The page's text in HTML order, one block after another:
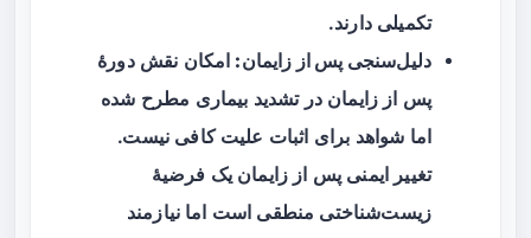
تکمیلی دارند.
دلیل‌سنجی پس از زایمان: امکان نقش دورهٔ
پس از زایمان در تشدید بیماری مطرح شده
اما شواهد برای اثبات علیت کافی نیست.
تغییر ایمنی پس از زایمان یک فرضیهٔ
زیست‌شناختی منطقی است اما نیازمند